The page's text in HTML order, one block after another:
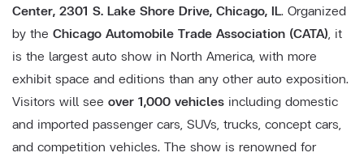
Center, 2301 S. Lake Shore Drive, Chicago, IL. Organized
by the Chicago Automobile Trade Association (CATA), it
is the largest auto show in North America, with more
exhibit space and editions than any other auto exposition.
Visitors will see over 1,000 vehicles including domestic
and imported passenger cars, SUVs, trucks, concept cars,
and competition vehicles. The show is renowned for